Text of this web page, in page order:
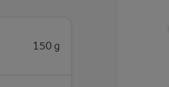
150 g